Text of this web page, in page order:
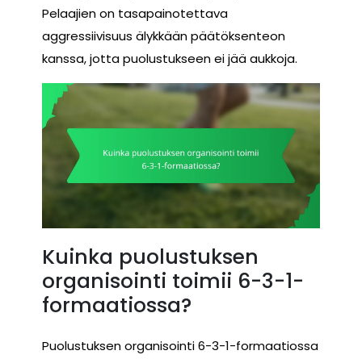
Pelaajien on tasapainotettava
aggressiivisuus älykkään päätöksenteon
kanssa, jotta puolustukseen ei jää aukkoja.
Kuinka puolustuksen
organisointi toimii 6-3-1-
formaatiossa?
Puolustuksen organisointi 6-3-1-formaatiossa